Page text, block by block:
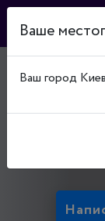
50083,
Терновской
Ваше
Ваш город